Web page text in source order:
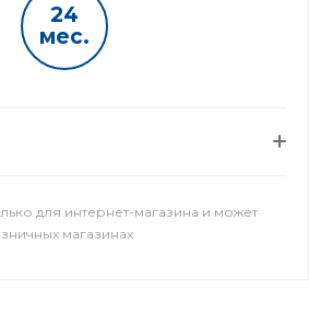
24
мес.
для интернет-магазина и может
магазинах